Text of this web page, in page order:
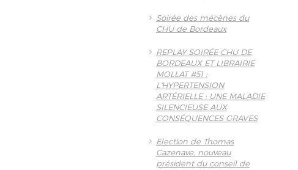
Soirée des mécènes du
CHU de Bordeaux
REPLAY SOIRÉE CHU DE
BORDEAUX ET LIBRAIRIE
MOLLAT #51 :
L'HYPERTENSION
ARTÉRIELLE : UNE MALADIE
SILENCIEUSE AUX
CONSÉQUENCES GRAVES
Election de Thomas
Cazenave, nouveau
président du conseil de